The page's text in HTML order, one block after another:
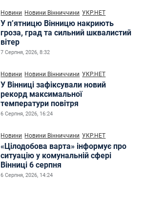
Новини Новини Вінниччини УКР.НЕТ
У п’ятницю Вінницю накриють
гроза, град та сильний шквалистий
вітер
7 Серпня, 2026, 8:32
Новини Новини Вінниччини УКР.НЕТ
У Вінниці зафіксували новий
рекорд максимальної
температури повітря
6 Серпня, 2026, 16:24
Новини Новини Вінниччини УКР.НЕТ
«Цілодобова варта» інформує про
ситуацію у комунальній сфері
Вінниці 6 серпня
6 Серпня, 2026, 14:24